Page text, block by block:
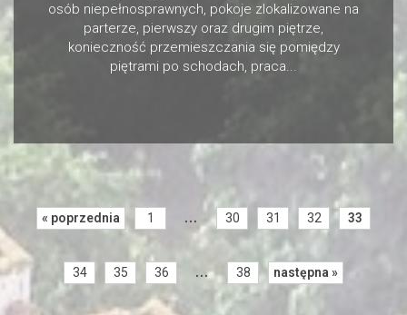
osób niepełnosprawnych, pokoje zlokalizowane na
parterze, pierwszy oraz drugim piętrze,
konieczność przemieszczania się pomiędzy
piętrami po schodach, praca...
« poprzednia 1 ... 30 31 32 33
34 35 36 ... 38 następna »